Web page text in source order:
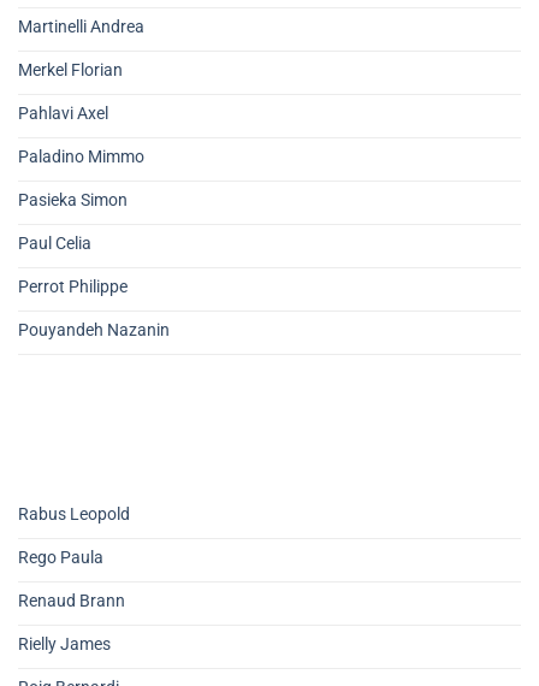
Martinelli Andrea
Merkel Florian
Pahlavi Axel
Paladino Mimmo
Pasieka Simon
Paul Celia
Perrot Philippe
Pouyandeh Nazanin
Rabus Leopold
Rego Paula
Renaud Brann
Rielly James